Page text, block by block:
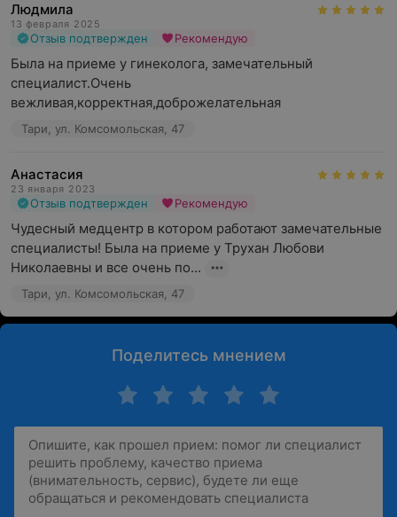
Людмила
13 февраля 2025
Отзыв подтвержден Рекомендую
Была на приеме у гинеколога, замечательный
специалист.Очень
вежливая,корректная,доброжелательная
Тари, ул. Комсомольская, 47
Анастасия
23 января 2023
Отзыв подтвержден Рекомендую
Чудесный медцентр в котором работают замечательные
специалисты! Была на приеме у Трухан Любови
Николаевны и все очень по...
Тари, ул. Комсомольская, 47
Поделитесь мнением